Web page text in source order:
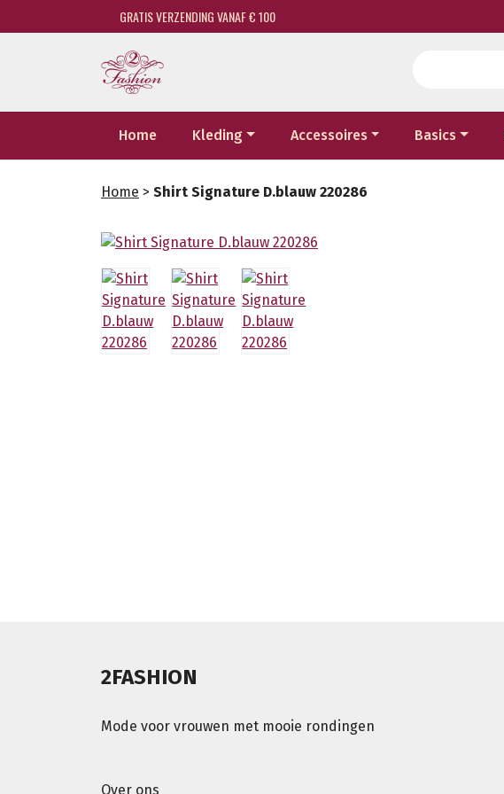
GRATIS VERZENDING VANAF € 100
Home Kleding Accessoires Basics
Home > Shirt Signature D.blauw 220286
2FASHION
Mode voor vrouwen met mooie rondingen
Over ons